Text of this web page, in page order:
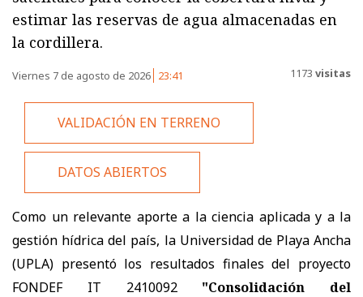
estimar las reservas de agua almacenadas en
la cordillera.
Viernes 7 de agosto de 2026 23:41 1173 visitas
VALIDACIÓN EN TERRENO
DATOS ABIERTOS
Como un relevante aporte a la ciencia aplicada y a la
gestión hídrica del país, la Universidad de Playa Ancha
(UPLA) presentó los resultados finales del proyecto
FONDEF IT 2410092
"Consolidación del